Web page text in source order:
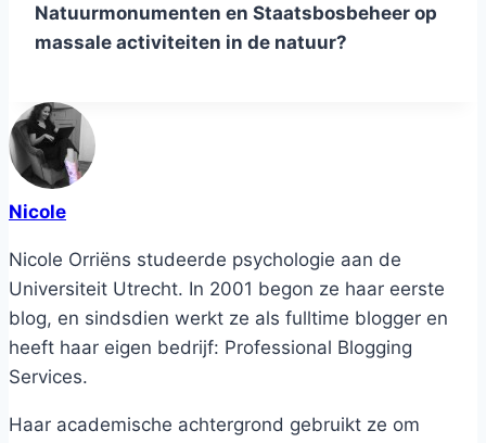
Natuurmonumenten en Staatsbosbeheer op
massale activiteiten in de natuur?
Nicole
Nicole Orriëns studeerde psychologie aan de
Universiteit Utrecht. In 2001 begon ze haar eerste
blog, en sindsdien werkt ze als fulltime blogger en
heeft haar eigen bedrijf: Professional Blogging
Services.
Haar academische achtergrond gebruikt ze om